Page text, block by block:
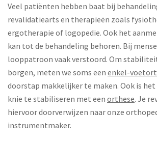
Veel patiënten hebben baat bij
revalidatiearts en therapieën zoals
ergotherapie of logopedie. Ook het
kan tot de behandeling behoren. Bij
looppatroon vaak verstoord. Om
borgen, meten we soms een enkel-
doorstap makkelijker te maken. Ook is het
knie te stabiliseren met een orthese. Je
hiervoor doorverwijzen naar onze
instrumentmaker.